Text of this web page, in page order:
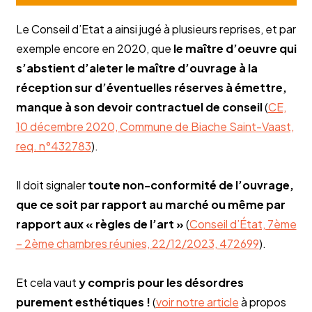
Le Conseil d’Etat a ainsi jugé à plusieurs reprises, et par
exemple encore en 2020, que le maître d’oeuvre qui
s’abstient d’aleter le maître d’ouvrage à la
réception sur d’éventuelles réserves à émettre,
manque à son devoir contractuel de conseil(CE,
10 décembre 2020, Commune de Biache Saint-Vaast,
req. n°432783).
Il doit signalertoute non-conformité de l’ouvrage,
que ce soit par rapport au marché ou même par
rapport aux « règles de l’art »(Conseil d’État, 7ème
– 2ème chambres réunies, 22/12/2023, 472699).
Et cela vauty compris pour les désordres
purement esthétiques !(voir notre articleà propos